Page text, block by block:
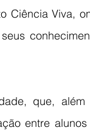
Ciência Viva,
que,
entre